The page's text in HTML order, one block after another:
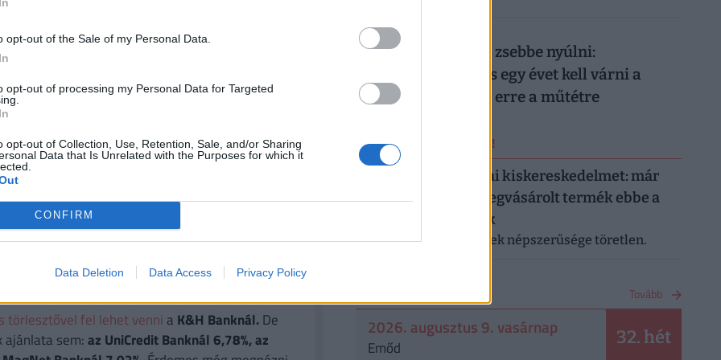
opt-out of the Sale of my Personal Data.
opt-out of processing my Personal Data for Targeted
opt-out of Collection, Use, Retention, Sale, and/or Sharing
Data that Is Unrelated with the Purposes for which it
CONFIRM
Data Deletion Data Access Privacy Policy
felhasználniuk, és a
ivóvízellátását sem.
felújításra szoruló Zámolyi- és Pátkai-
korszerűsítése, a kotrás, azaz a lerakódott
és horgászati tevékenységek szigorú
időszakokban összegyűlt vizet
VAN OLCSÓ MEGOLDÁS!
30 000 000 forintot 20 éves futamidőre már
törlesztővel fel lehet venni a K&H Banknál.De
ajánlata sem:az UniCredit Banknál 6,78%, az
2026. augusztus 8.
Nem elég mélyen a zsebbe nyúlni:
magánellátásban is egy évet kell várni a
magyar férfiaknak erre a műtétre
ERRŐL NE MARADJ LE!
Letarolták az európai kiskereskedelmet: már
minden második megvásárolt termék ebbe a
kategóriába tartozik
A saját márkás termékek népszerűsége töretlen.
Tovább
2026. augusztus 9. vasárnap
Emőd 32. hét